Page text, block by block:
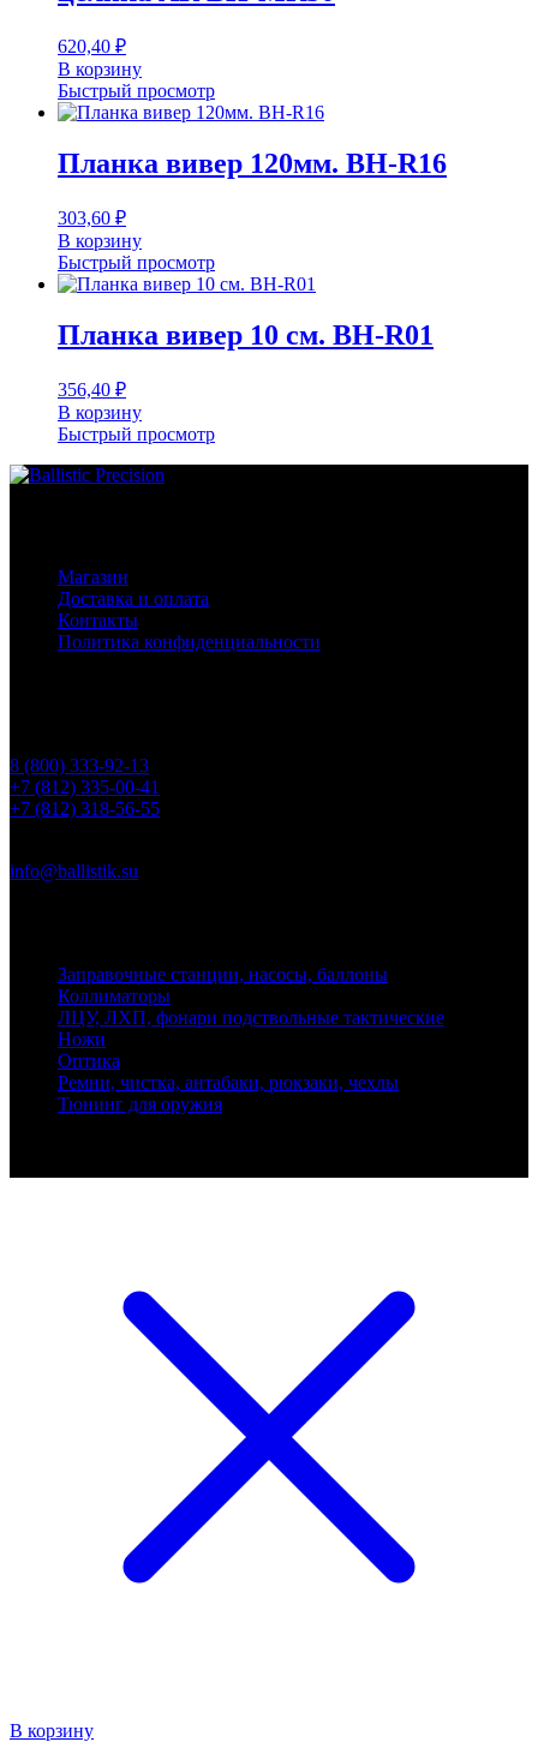
620,40 ₽
В корзину
Быстрый просмотр
Планка вивер 120мм. BH-R16
303,60 ₽
В корзину
Быстрый просмотр
Планка вивер 10 см. BH-R01
356,40 ₽
В корзину
Быстрый просмотр
Магазин
Доставка и оплата
Контакты
Политика конфиденциальности
8 (800) 333-92-13
+7 (812) 335-00-41
+7 (812) 318-56-55
info@ballistik.su
Заправочные станции, насосы, баллоны
Коллиматоры
ЛЦУ, ЛХП, фонари подствольные тактические
Ножи
Оптика
Ремни, чистка, антабаки, рюкзаки, чехлы
Тюнинг для оружия
В корзину